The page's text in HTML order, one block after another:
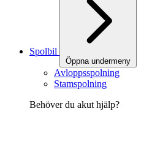
Spolbil
Öppna undermeny
Avloppsspolning
Stamspolning
Behöver du akut hjälp?